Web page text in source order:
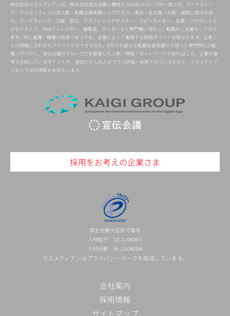
株式会社マスメディアンは、株式会社宣伝会議と構成するKAIGIグループの一員です。マーケティン
グ・クリエイティブの求人数・転職支援実績トップクラス。東京・名古屋・大阪・福岡に拠点を持
ち、マーケティング、広報、宣伝、グラフィックデザイナー、コピーライター、営業・アカウントエ
グゼクティブ、Webディレクター、編集者、ライターなど専門職に特化し、転職のご支援をしており
ます。同じ業種・職種の採用であっても、企業によって重視する採用ポイントは異なります。企業ご
との特徴に合わせたアドバイスができるのも、6万人を超える転職支援実績から培った専門特化の転
職ノウハウと、宣伝会議のグループ力を駆使した人脈・情報・ネットワークがあればこそ。企業が選
考で注目しているポイントや、過去にどんな人がプラス評価・採用されているかなど、マスメディア
ンならではの情報をお伝えします。
採用をお考えの企業さま
厚生労働大臣許可番号
人材紹介 13-ユ-040475
人材派遣 派 13-040596
マスメディアンはプライバシーマークを取得しています。
会社案内
採用情報
サイトマップ